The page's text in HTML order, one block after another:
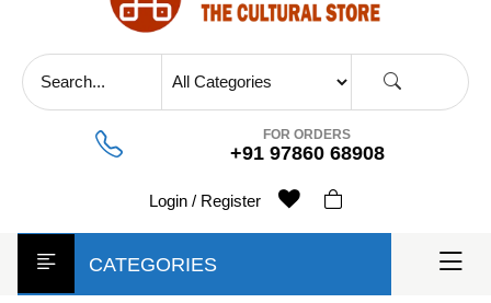
FOR ORDERS
+91 97860 68908
Login / Register
CATEGORIES